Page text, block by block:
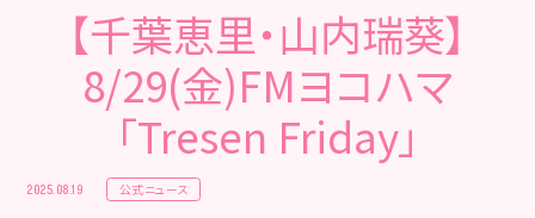
【千葉恵里・山内瑞葵】
8/29(金)FMヨコハマ
「Tresen Friday」
2025.08.19 公式ニュース